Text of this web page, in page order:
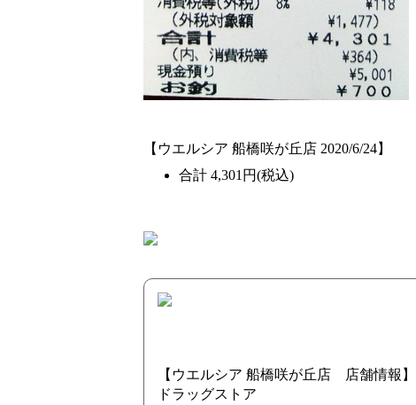
【ウエルシア 船橋咲が丘店 2020/6/24】
合計 4,301円(税込)
【ウエルシア 船橋咲が丘店 店舗情報】
ドラッグストア